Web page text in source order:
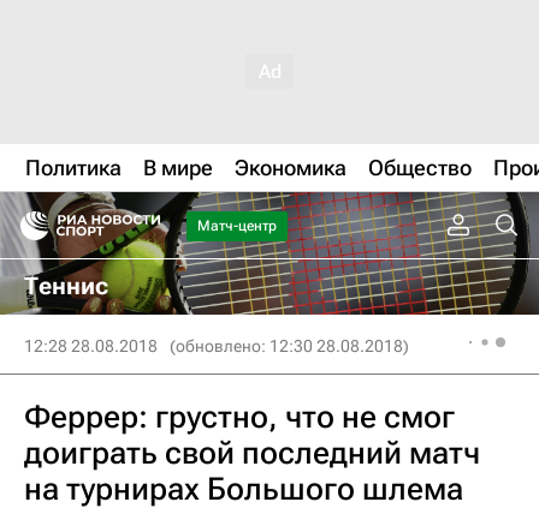
Политика В мире Экономика Общество
Матч-центр
Теннис
12:28 28.08.2018 (обновлено: 12:30 28.08.2018)
Феррер: грустно, что не смог
доиграть свой последний матч
на турнирах Большого шлема